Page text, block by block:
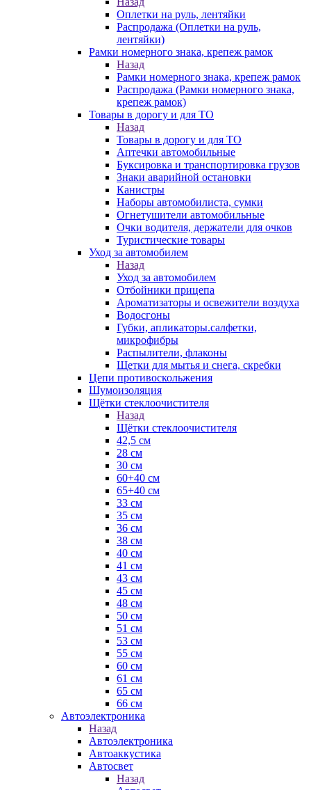
Оплетки на руль, лентяйки
Распродажа (Оплетки на руль,
лентяйки)
Рамки номерного знака, крепеж рамок
Назад
Рамки номерного знака, крепеж рамок
Распродажа (Рамки номерного знака,
крепеж рамок)
Товары в дорогу и для ТО
Назад
Товары в дорогу и для ТО
Аптечки автомобильные
Буксировка и транспортировка грузов
Знаки аварийной остановки
Канистры
Наборы автомобилиста, сумки
Огнетушители автомобильные
Очки водителя, держатели для очков
Туристические товары
Уход за автомобилем
Назад
Уход за автомобилем
Отбойники прицепа
Ароматизаторы и освежители воздуха
Водосгоны
Губки, апликаторы.салфетки,
микрофибры
Распылители, флаконы
Щетки для мытья и снега, скребки
Цепи противоскольжения
Шумоизоляция
Щётки стеклоочистителя
Назад
Щётки стеклоочистителя
42,5 см
28 см
30 см
60+40 см
65+40 см
33 см
35 см
36 см
38 см
40 см
41 см
43 см
45 см
48 см
50 см
51 см
53 см
55 см
60 см
61 см
65 см
66 см
Автоэлектроника
Назад
Автоэлектроника
Автоаккустика
Автосвет
Назад